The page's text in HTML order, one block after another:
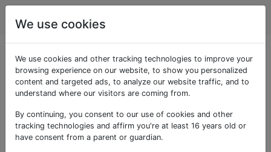
Joomla
Questions marquées
«component»
Les composants sont les principales unités
fonctionnelles de Joomla !; ils peuvent être considérés
We use cookies
We use cookies and other tracking technologies to improve your
browsing experience on our website, to show you personalized
content and targeted ads, to analyze our website traffic, and to
understand where our visitors are coming from.
By continuing, you consent to our use of cookies and other
tracking technologies and affirm you're at least 16 years old or
have consent from a parent or guardian.